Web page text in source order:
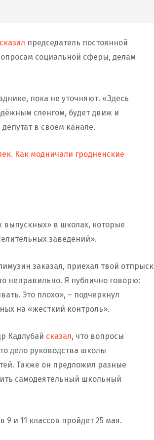
председатель постоянной
социальной сферы, делам
пока не уточняют. «Здесь
сленгом, будет движ и
в своем канале.
Как модничали гродненские
выпускных» в школах, которые
заведений».
заказал, приехал твой отпрыск
неправильно. Я публично говорю:
Это плохо», – подчеркнул
на «жесткий контроль».
Кадлубай сказал, что вопросы
дело руководства школы
Также он предложил разные
самодеятельный школьный
9 и 11 классов пройдет 25 мая.